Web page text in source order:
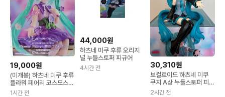
19,000원
(미개봉) 하츠네 미쿠 후류
플라워 페어리 코스모스
퍼플 피규어 누들스토퍼
1시간 전
44,000원
하츠네 미쿠 후류 오리지
널 누들스토퍼 피규어
4시간 전 30,310원
보컬로이드 하츠네 미쿠
쿠지 A상 누들스토퍼 피규
어
2시간 전